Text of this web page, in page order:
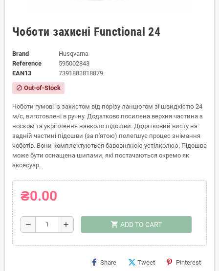
Чоботи захисні Functional 24
Brand
Husqvarna
Reference
595002843
EAN13
7391883818879
block Out-of-Stock
Чоботи гумові із захистом від порізу ланцюгом зі швидкістю 24
м/с, виготовлені в ручну. Додатково посилена верхня частина з
носком та укріплення навколо підошви. Додатковий висту на
задній частині підошви (за п'ятою) полегшує процес знімання
чоботів. Вони комплектуються бавовняною устілколкю. Підошва
може бути оснащена шипами, які постачаються окремо як
аксесуар.
₴0.00
remove add shopping_cart ADD TO CART
Share Tweet Pinterest